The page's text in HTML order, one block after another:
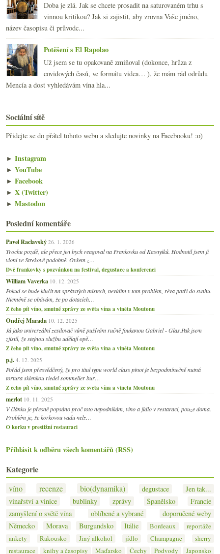
Doba je zlá. Jak se chcete prosadit na saturovaném trhu s
vinnou kritikou? Jak si zajistit, aby zrovna Vaše jméno,
název časopisu či průvodc...
Potěšení s El Rapolao
Už jsem se tu opakovaně zmiňoval (dokonce, hrůza z
covidových časů, ve formátu videa… ), že mám rád odrůdu
Mencía a dost vyhledávám vína hla...
Sociální sítě
Přidejte se do přátel tohoto webu a sledujte novinky na Facebooku! :o)
► Instagram
► YouTube
► Facebook
► X (Twitter)
► Mastodon
Poslední komentáře
Pavel Raclavský 26. 1. 2026
Trochu pozdě, ale přece jen bych reagoval na Frankovku od Kasnyiků. Hodnotil jsem ji
vloni ve Strekově podobně. Ovšem z…
Dvě frankovky s pozvánkou na festival, degustace a konferenci
William Vaverka 10. 12. 2025
Pokud se bude klučit na správných místech, nevidím v tom problém, réva patří do svahu.
Nicméně se obávám, že po dotacích…
Z čeho pít víno, smutné zprávy ze světa vína a viněta Moutonu
Ondřej Marada 10. 12. 2025
Já jako univerzální zesilovač vůně pužívám ručně foukanou Gabriel - Glas.Pak jsem
zjistil, že stejnou službu udělají opě…
Z čeho pít víno, smutné zprávy ze světa vína a viněta Moutonu
p.j. 4. 12. 2025
Pořád jsem přesvědčený, že pro titul typu world class pinot je bezpodmínečně nutná
tortura sklenkou riedel sommelier bur…
Z čeho pít víno, smutné zprávy ze světa vína a viněta Moutonu
merlot 10. 11. 2025
V článku je přesně popsáno proč toto nepodnikám, víno a jídlo v restaraci, pouze doma.
Problém je, že korkovou vadu nelz…
O korku v prestižní restauraci
Přihlásit k odběru všech komentářů (RSS)
Kategorie
víno recenze bio(dynamika) degustace
Jen tak...
vinařství a vinice
bublinky zprávy Španělsko
Francie
zamyšlení o světě vína
oblíbené a vybrané
doporučené weby
Německo
Morava Burgundsko Itálie Bordeaux
reportáže
ankety
Rakousko Jiný alkohol jídlo Champagne
sherry
restaurace
knihy a časopisy Maďarsko Čechy Podvody Japonsko